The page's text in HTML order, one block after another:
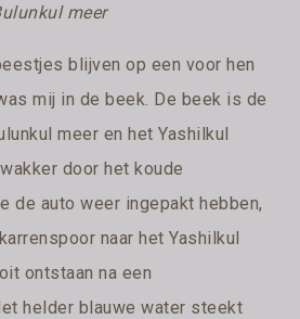
meer
blijven op een voor hen
mij in de beek. De beek is de
meer en het Yashilkul
door het koude
de auto weer ingepakt hebben,
naar het Yashilkul
ontstaan na een
helder blauwe water steekt